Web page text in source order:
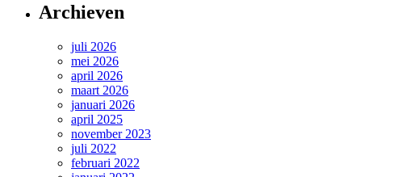
Archieven
juli 2026
mei 2026
april 2026
maart 2026
januari 2026
april 2025
november 2023
juli 2022
februari 2022